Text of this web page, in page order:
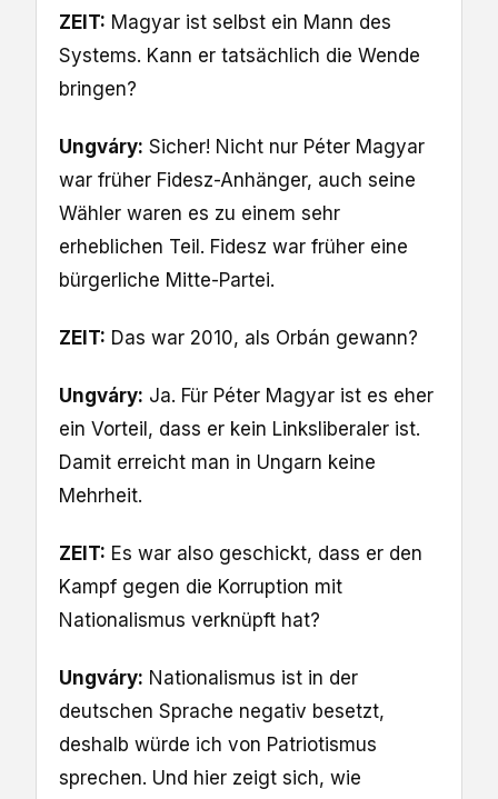
ZEIT: Magyar ist selbst ein Mann des
Systems. Kann er tatsächlich die Wende
bringen?
Ungváry: Sicher! Nicht nur Péter Magyar
war früher Fidesz-Anhänger, auch seine
Wähler waren es zu einem sehr
erheblichen Teil. Fidesz war früher eine
bürgerliche Mitte-Partei.
ZEIT: Das war 2010, als Orbán gewann?
Ungváry: Ja. Für Péter Magyar ist es eher
ein Vorteil, dass er kein Linksliberaler ist.
Damit erreicht man in Ungarn keine
Mehrheit.
ZEIT: Es war also geschickt, dass er den
Kampf gegen die Korruption mit
Nationalismus verknüpft hat?
Ungváry: Nationalismus ist in der
deutschen Sprache negativ besetzt,
deshalb würde ich von Patriotismus
sprechen. Und hier zeigt sich, wie